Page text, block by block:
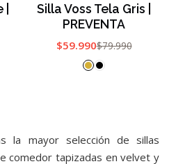
Nuevo
Silla Voss Tela Gris |
PREVENTA
$59.990$79.990
la mayor selección de sillas
comedor tapizadas en velvet y